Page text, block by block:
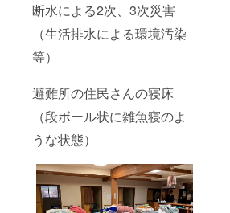
断水による2次、3次災害
（生活排水による環境汚染
等）
避難所の住民さんの寝床
（段ボール状に雑魚寝のよ
うな状態）